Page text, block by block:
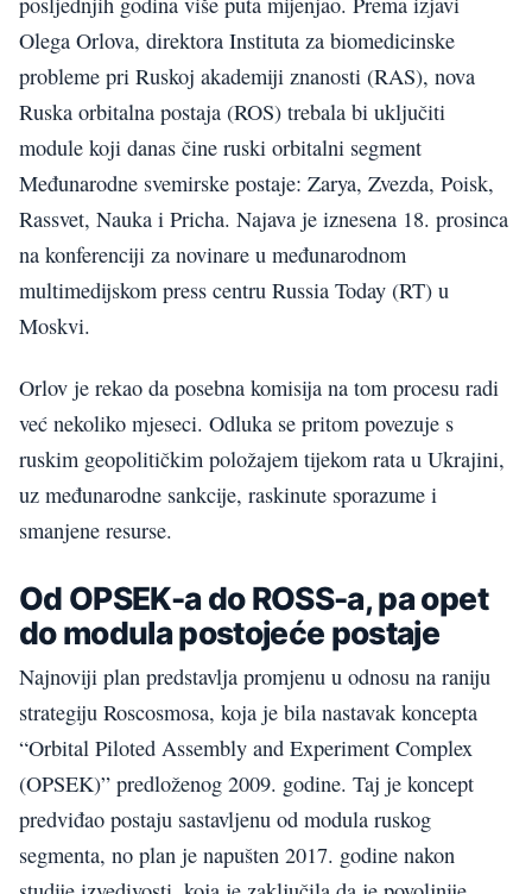
Olega Orlova, direktora Instituta za biomedicinske
probleme pri Ruskoj akademiji znanosti (RAS), nova
Ruska orbitalna postaja (ROS) trebala bi uključiti
module koji danas čine ruski orbitalni segment
Međunarodne svemirske postaje: Zarya, Zvezda, Poisk,
Rassvet, Nauka i Pricha. Najava je iznesena 18. prosinca
na konferenciji za novinare u međunarodnom
multimedijskom press centru Russia Today (RT) u
Moskvi.
Orlov je rekao da posebna komisija na tom procesu radi
već nekoliko mjeseci. Odluka se pritom povezuje s
ruskim geopolitičkim položajem tijekom rata u Ukrajini,
uz međunarodne sankcije, raskinute sporazume i
smanjene resurse.
Od OPSEK-a do ROSS-a, pa opet
do modula postojeće postaje
Najnoviji plan predstavlja promjenu u odnosu na raniju
strategiju Roscosmosa, koja je bila nastavak koncepta
“Orbital Piloted Assembly and Experiment Complex
(OPSEK)” predloženog 2009. godine. Taj je koncept
predviđao postaju sastavljenu od modula ruskog
segmenta, no plan je napušten 2017. godine nakon